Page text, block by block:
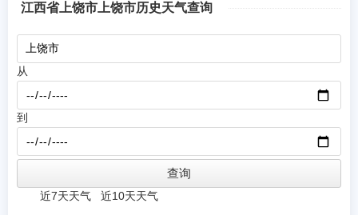
江西省上饶市上饶市历史天气查询
从
到
近7天天气 近10天天气